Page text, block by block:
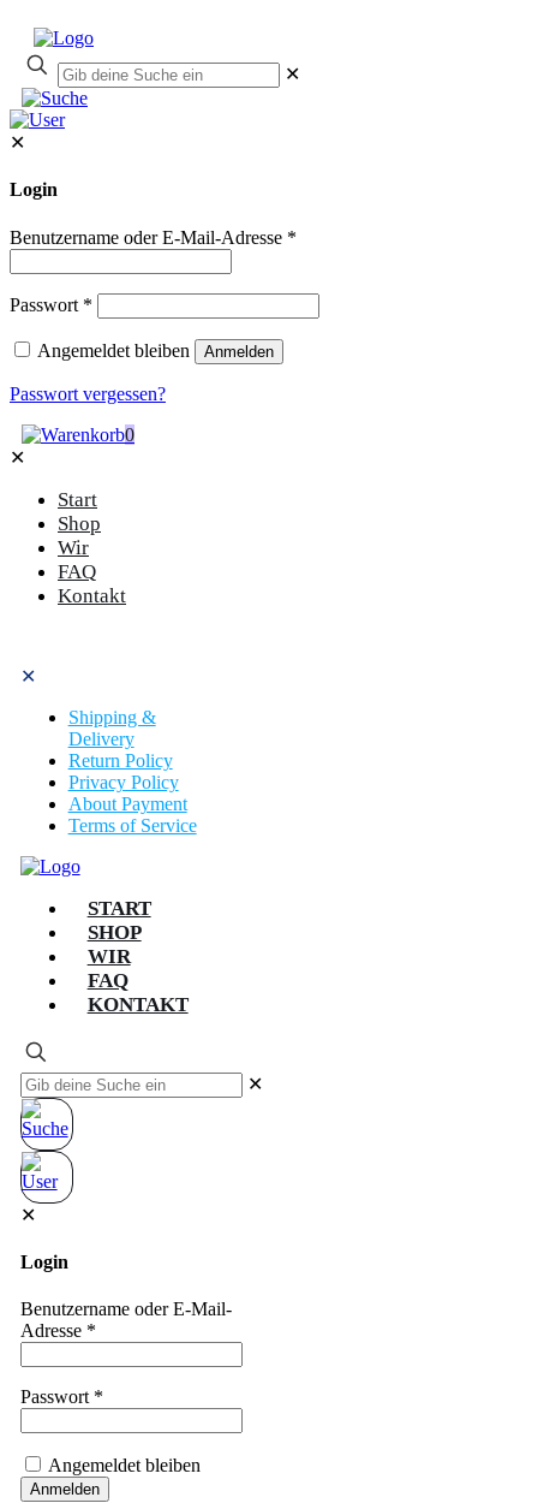
✕
✕
Login
Benutzername oder E-Mail-Adresse *
Passwort *
Angemeldet bleiben Anmelden
Passwort vergessen?
0
✕
Start
Shop
Wir
FAQ
Kontakt
✕
Shipping &
Delivery
Return Policy
Privacy Policy
About Payment
Terms of Service
START
SHOP
WIR
FAQ
KONTAKT
✕
✕
Login
Benutzername oder E-Mail-
Adresse *
Passwort *
Angemeldet bleiben
Anmelden